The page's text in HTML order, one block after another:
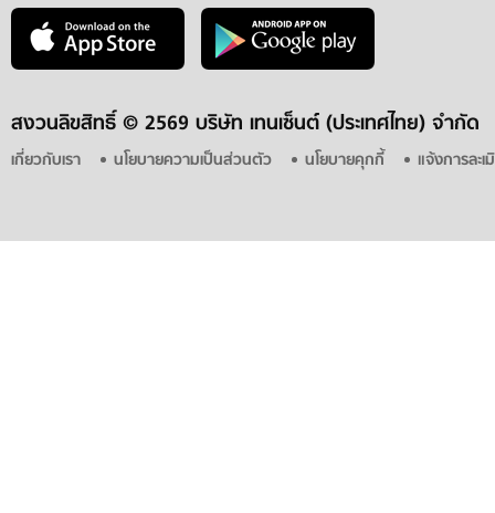
สงวนลิขสิทธิ์ © 2569 บริษัท เทนเซ็นต์ (ประเทศไทย) จำกัด
เกี่ยวกับเรา นโยบายความเป็นส่วนตัว นโยบายคุกกี้ แจ้งการละ